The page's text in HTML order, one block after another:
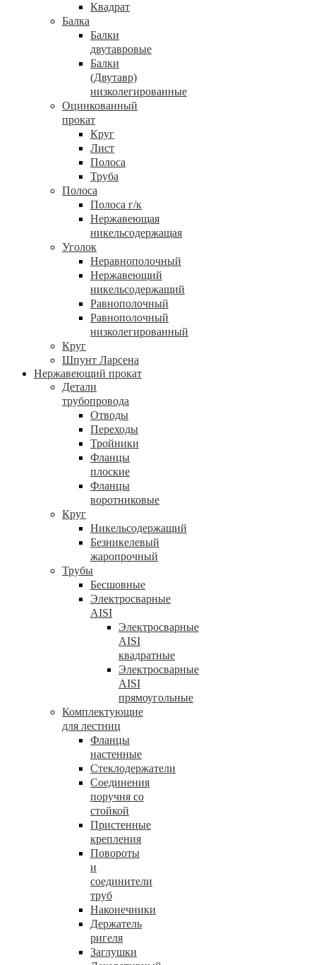
Квадрат
Балка
Балки
двутавровые
Балки
(Двутавр)
низколегированные
Оцинкованный
прокат
Круг
Лист
Полоса
Труба
Полоса
Полоса г/к
Нержавеющая
никельсодержащая
Уголок
Неравнополочный
Нержавеющий
никельсодержащий
Равнополочный
Равнополочный
низколегированный
Круг
Шпунт Ларсена
Нержавеющий прокат
Детали
трубопровода
Отводы
Переходы
Тройники
Фланцы
плоские
Фланцы
воротниковые
Круг
Никельсодержащий
Безникелевый
жаропрочный
Трубы
Бесшовные
Электросварные
AISI
Электросварные
AISI
квадратные
Электросварные
AISI
прямоугольные
Комплектующие
для лестниц
Фланцы
настенные
Стеклодержатели
Соединения
поручня со
стойкой
Пристенные
крепления
Повороты
и
соединители
труб
Наконечники
Держатель
ригеля
Заглушки